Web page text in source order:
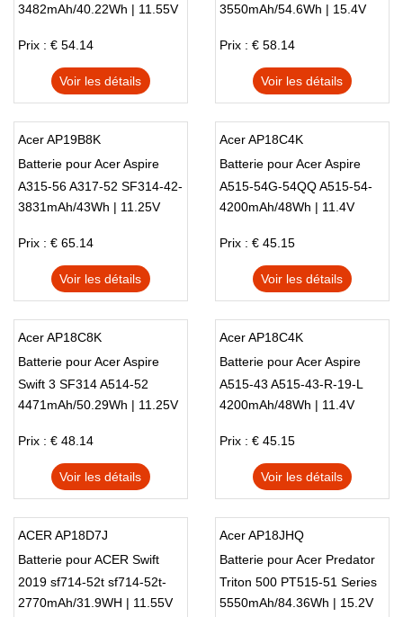
CP311-1HN-C2DV CP311-
3482mAh/40.22Wh | 11.55V
Prix : € 54.14
Voir les détails
R5RE A515-43-R19L
3550mAh/54.6Wh | 15.4V
Prix : € 58.14
Voir les détails
Acer AP19B8K
Batterie pour Acer Aspire
A315-56 A317-52 SF314-42-
R33B SF314-42
3831mAh/43Wh | 11.25V
Prix : € 65.14
Voir les détails
Acer AP18C4K
Batterie pour Acer Aspire
A515-54G-54QQ A515-54-
54XP A515-54G-52T9
4200mAh/48Wh | 11.4V
Prix : € 45.15
Voir les détails
Acer AP18C8K
Batterie pour Acer Aspire
Swift 3 SF314 A514-52
A515-54 A515-43,Acer
4471mAh/50.29Wh | 11.25V
Prix : € 48.14
Voir les détails
Acer AP18C4K
Batterie pour Acer Aspire
A515-43 A515-43-R-19-L
A515-43-R057
4200mAh/48Wh | 11.4V
Prix : € 45.15
Voir les détails
ACER AP18D7J
Batterie pour ACER Swift
2019 sf714-52t sf714-52t-
71jw sf714-52t-74at
2770mAh/31.9WH | 11.55V
Acer AP18JHQ
Batterie pour Acer Predator
Triton 500 PT515-51 Series
Laptop
5550mAh/84.36Wh | 15.2V